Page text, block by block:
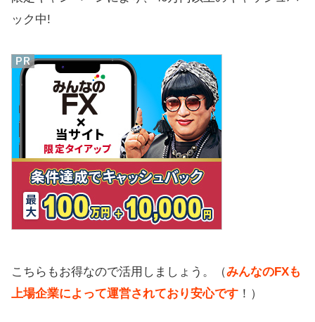
ック中!
こちらもお得なので活用しましょう。（みんなのFXも
上場企業によって運営されており安心です ！）